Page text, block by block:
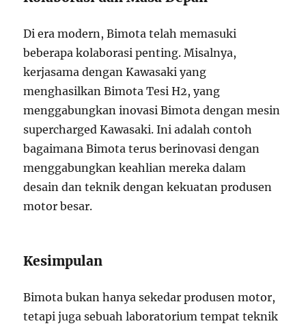
Di era modern, Bimota telah memasuki
beberapa kolaborasi penting. Misalnya,
kerjasama dengan Kawasaki yang
menghasilkan Bimota Tesi H2, yang
menggabungkan inovasi Bimota dengan mesin
supercharged Kawasaki. Ini adalah contoh
bagaimana Bimota terus berinovasi dengan
menggabungkan keahlian mereka dalam
desain dan teknik dengan kekuatan produsen
motor besar.
Kesimpulan
Bimota bukan hanya sekedar produsen motor,
tetapi juga sebuah laboratorium tempat teknik